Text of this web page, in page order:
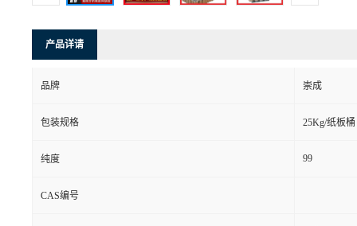
产品详请
品牌 崇成
包装规格 25Kg/纸板桶
纯度 99
CAS编号